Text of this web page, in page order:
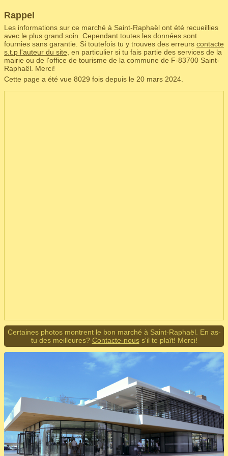
Rappel
Les informations sur ce marché à Saint-Raphaël ont été recueillies
avec le plus grand soin. Cependant toutes les données sont
fournies sans garantie. Si toutefois tu y trouves des erreurs contacte
s.t.p l'auteur du site , en particulier si tu fais partie des services de la
mairie ou de l'office de tourisme de la commune de F‑83700 Saint-
Raphaël. Merci!
Cette page a été vue 8029 fois depuis le 20 mars 2024.
Certaines photos montrent le bon marché à Saint-Raphaël. En as-
tu des meilleures? Contacte-nouss'il te plaît! Merci!